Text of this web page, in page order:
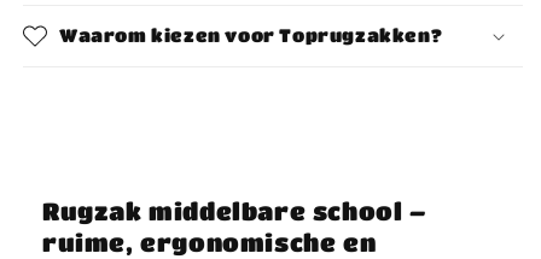
Waarom kiezen voor Toprugzakken?
Rugzak middelbare school –
ruime, ergonomische en